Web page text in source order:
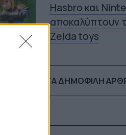
Hasbro και
αποκαλύπτουν
Zelda toys
ΔΕΣ ΤΑ ΔΗΜΟΦΙΛΉ